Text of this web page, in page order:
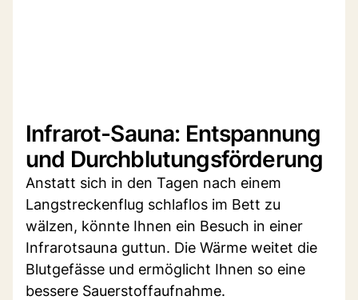
Infrarot-Sauna: Entspannung
und Durchblutungsförderung
Anstatt sich in den Tagen nach einem
Langstreckenflug schlaflos im Bett zu
wälzen, könnte Ihnen ein Besuch in einer
Infrarotsauna guttun. Die Wärme weitet die
Blutgefässe und ermöglicht Ihnen so eine
bessere Sauerstoffaufnahme.